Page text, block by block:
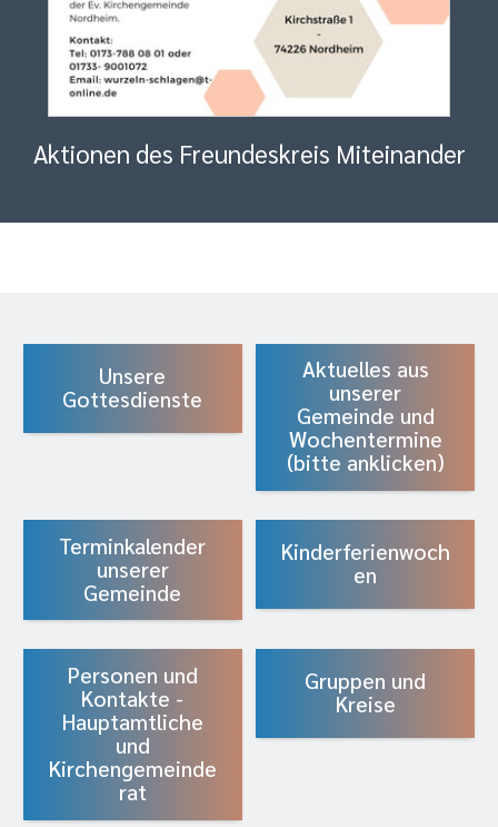
Aktionen des Freundeskreis Miteinander
Unsere
Gottesdienste
Aktuelles aus
unserer
Gemeinde und
Wochentermine
(bitte anklicken)
Terminkalender
unserer
Gemeinde
Kinderferienwoch
en
Personen und
Kontakte -
Hauptamtliche
und
Kirchengemeinde
rat
Gruppen und
Kreise